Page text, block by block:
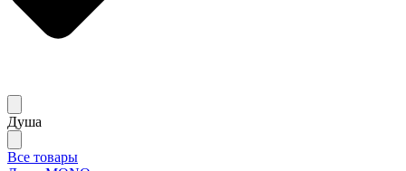
Душа
Все товары